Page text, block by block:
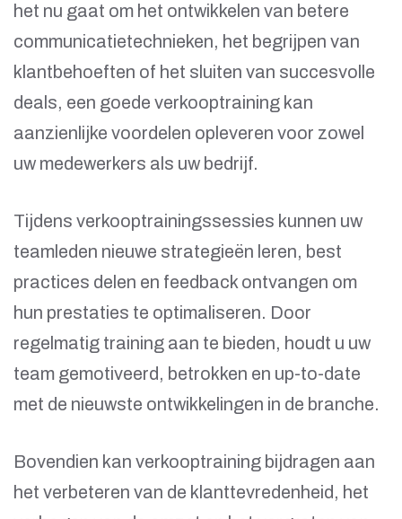
het nu gaat om het ontwikkelen van betere
communicatietechnieken, het begrijpen van
klantbehoeften of het sluiten van succesvolle
deals, een goede verkooptraining kan
aanzienlijke voordelen opleveren voor zowel
uw medewerkers als uw bedrijf.
Tijdens verkooptrainingssessies kunnen uw
teamleden nieuwe strategieën leren, best
practices delen en feedback ontvangen om
hun prestaties te optimaliseren. Door
regelmatig training aan te bieden, houdt u uw
team gemotiveerd, betrokken en up-to-date
met de nieuwste ontwikkelingen in de branche.
Bovendien kan verkooptraining bijdragen aan
het verbeteren van de klanttevredenheid, het